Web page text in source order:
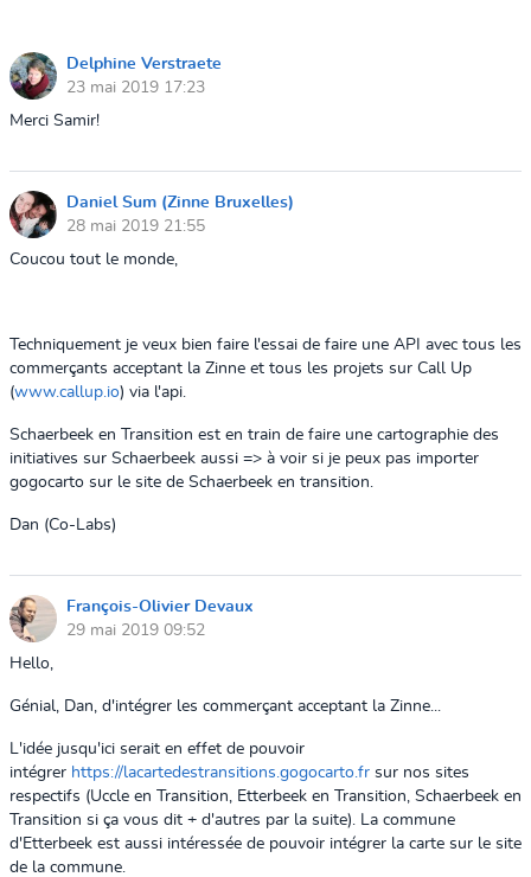
Delphine Verstraete
23 mai 2019 17:23
Merci Samir!
Daniel Sum (Zinne Bruxelles)
28 mai 2019 21:55
Coucou tout le monde,
Techniquement je veux bien faire l'essai de faire une API avec tous les
commerçants acceptant la Zinne et tous les projets sur Call Up
(www.callup.io) via l'api.
Schaerbeek en Transition est en train de faire une cartographie des
initiatives sur Schaerbeek aussi => à voir si je peux pas importer
gogocarto sur le site de Schaerbeek en transition.
Dan (Co-Labs)
François-Olivier Devaux
29 mai 2019 09:52
Hello,
Génial, Dan, d'intégrer les commerçant acceptant la Zinne...
L'idée jusqu'ici serait en effet de pouvoir
intégrer https://lacartedestransitions.gogocarto.fr sur nos sites
respectifs (Uccle en Transition, Etterbeek en Transition, Schaerbeek en
Transition si ça vous dit + d'autres par la suite). La commune
d'Etterbeek est aussi intéressée de pouvoir intégrer la carte sur le site
de la commune.